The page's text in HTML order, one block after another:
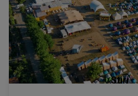
Stiri